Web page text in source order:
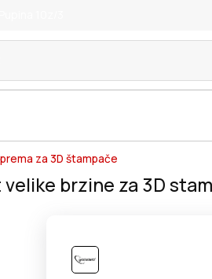
za 3D štampače
brzine za 3D